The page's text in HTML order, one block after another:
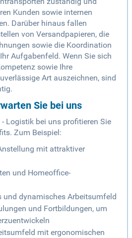
Kunden sowie internen
Darüber hinaus fallen
von Versandpapieren, die
sowie die Koordination
Aufgabenfeld. Wenn Sie sich
sowie Ihre
Art auszeichnen, sind
Sie bei uns
Logistik bei uns profitieren Sie
Zum Beispiel:
mit attraktiver
und Homeoffice-
und dynamisches Arbeitsumfeld
und Fortbildungen, um
mit ergonomischen